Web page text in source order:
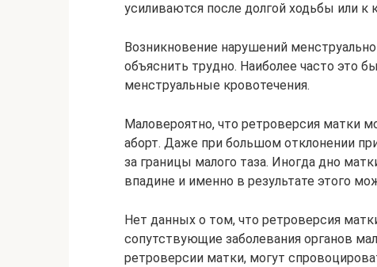
усиливаются после долгой ходьбы или к
Возникновение нарушений
объяснить трудно. Наиболее часто это
менструальные кровотечения.
Маловероятно, что ретроверсия матки
аборт. Даже при большом отклонении
за границы малого таза. Иногда дно
впадине и именно в результате этого
Нет данных о том, что ретроверсия
сопутствующие заболевания органов
ретроверсии матки, могут